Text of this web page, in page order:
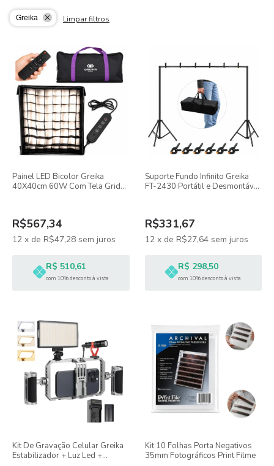
Greika Limpar filtros
Painel LED Bicolor Greika
40X40cm 60W Com Tela Grid
R$567,34
12 x de R$47,28 sem juros
R$ 510,61
com 10% desconto à vista
Suporte Fundo Infinito Greika
FT-2430 Portátil e Desmontável
R$331,67
12 x de R$27,64 sem juros
R$ 298,50
com 10% desconto à vista
Kit De Gravação Celular Greika
Estabilizador + Luz Led +
Kit 10 Folhas Porta Negativos
35mm Fotográficos Print Filme